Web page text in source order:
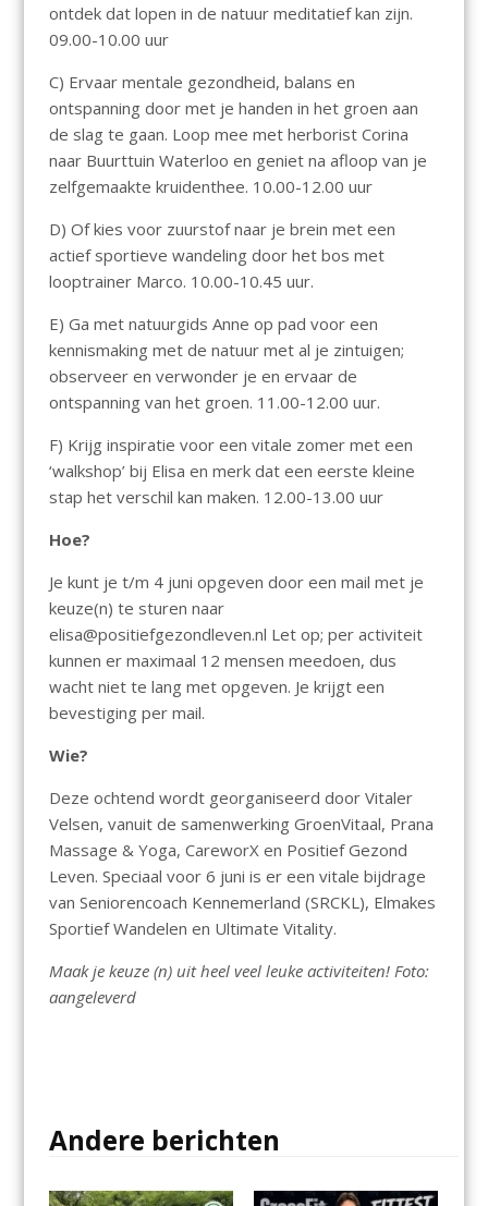
ontdek dat lopen in de natuur meditatief kan zijn.
09.00-10.00 uur
C) Ervaar mentale gezondheid, balans en
ontspanning door met je handen in het groen aan
de slag te gaan. Loop mee met herborist Corina
naar Buurttuin Waterloo en geniet na afloop van je
zelfgemaakte kruidenthee. 10.00-12.00 uur
D) Of kies voor zuurstof naar je brein met een
actief sportieve wandeling door het bos met
looptrainer Marco. 10.00-10.45 uur.
E) Ga met natuurgids Anne op pad voor een
kennismaking met de natuur met al je zintuigen;
observeer en verwonder je en ervaar de
ontspanning van het groen. 11.00-12.00 uur.
F) Krijg inspiratie voor een vitale zomer met een
‘walkshop’ bij Elisa en merk dat een eerste kleine
stap het verschil kan maken. 12.00-13.00 uur
Hoe?
Je kunt je t/m 4 juni opgeven door een mail met je
keuze(n) te sturen naar
elisa@positiefgezondleven.nl Let op; per activiteit
kunnen er maximaal 12 mensen meedoen, dus
wacht niet te lang met opgeven. Je krijgt een
bevestiging per mail.
Wie?
Deze ochtend wordt georganiseerd door Vitaler
Velsen, vanuit de samenwerking GroenVitaal, Prana
Massage & Yoga, CareworX en Positief Gezond
Leven. Speciaal voor 6 juni is er een vitale bijdrage
van Seniorencoach Kennemerland (SRCKL), Elmakes
Sportief Wandelen en Ultimate Vitality.
Maak je keuze (n) uit heel veel leuke activiteiten! Foto:
aangeleverd
Andere berichten